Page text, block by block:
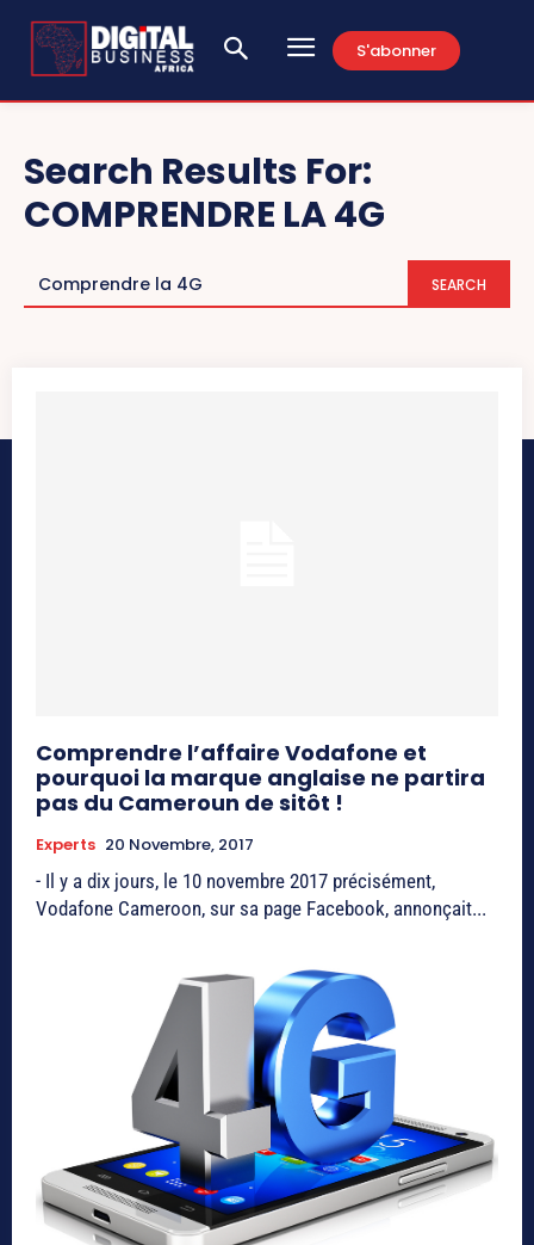
S'abonner
Search Results For:
COMPRENDRE LA 4G
SEARCH
Comprendre l’affaire Vodafone et
pourquoi la marque anglaise ne partira
pas du Cameroun de sitôt !
Experts 20 Novembre, 2017
- Il y a dix jours, le 10 novembre 2017 précisément,
Vodafone Cameroon, sur sa page Facebook, annonçait...